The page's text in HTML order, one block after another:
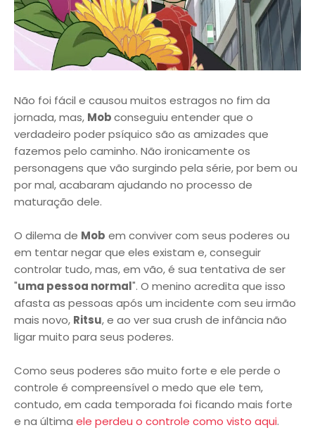
Não foi fácil e causou muitos estragos no fim da
jornada, mas, Mobconseguiu entender que o
verdadeiro poder psíquico são as amizades que
fazemos pelo caminho. Não ironicamente os
personagens que vão surgindo pela série, por bem ou
por mal, acabaram ajudando no processo de
maturação dele.
O dilema de Mob em conviver com seus poderes ou
em tentar negar que eles existam e, conseguir
controlar tudo, mas, em vão, é sua tentativa de ser
"uma pessoa normal". O menino acredita que isso
afasta as pessoas após um incidente com seu irmão
mais novo, Ritsu, e ao ver sua crush de infância não
ligar muito para seus poderes.
Como seus poderes são muito forte e ele perde o
controle é compreensível o medo que ele tem,
contudo, em cada temporada foi ficando mais forte
e na última ele perdeu o controle como visto aqui.